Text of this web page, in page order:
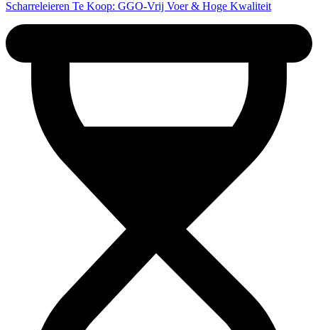
Scharreleieren Te Koop: GGO-Vrij Voer & Hoge Kwaliteit